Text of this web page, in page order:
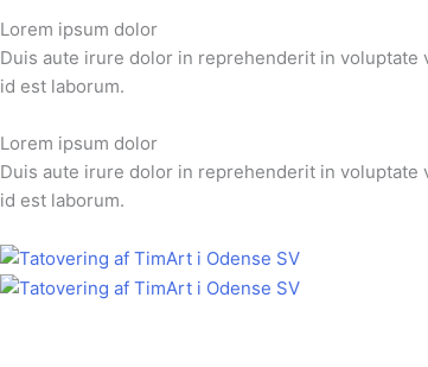
Lorem ipsum dolor
Duis aute irure dolor in reprehenderit in
id est laborum.
Lorem ipsum dolor
Duis aute irure dolor in reprehenderit in
id est laborum.